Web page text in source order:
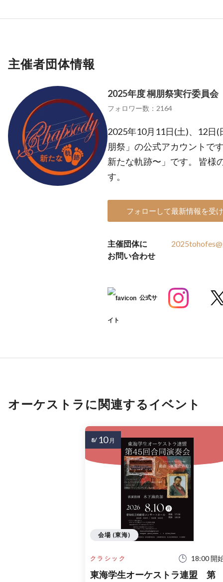
主催者団体情報
2025年度 桐朋祭実行委員会
フォロワー数：2164
2025年10月11日(土)、12日
朋祭」の公式アカウントで
新たな軌跡〜」です。 皆様
す。
フォローして最新情報を受
主催団体に
お問い合わせ
公式サ
イト
オーケストラに関連するイベント
クラシック 18:00 開
東海学生オーケストラ連盟 第
会場 (東海)
8/ 10 月